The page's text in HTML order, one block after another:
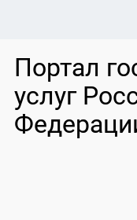
Портал
услуг